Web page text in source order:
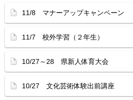
11/8 マナーアップキャンペーン
11/7 校外学習（２年生）
10/27～28 県新人体育大会
10/27 文化芸術体験出前講座